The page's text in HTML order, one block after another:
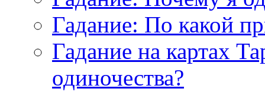
Гадание: По какой
Гадание на картах
одиночества?